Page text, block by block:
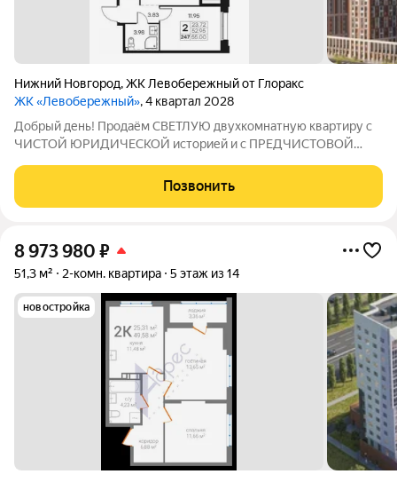
Нижний Новгород,ЖК Левобережный от Глоракс
ЖК «Левобережный», 4 квартал 2028
Добрый день! Продаём СВЕТЛУЮ двухкомнатную квартиру с
ЧИСТОЙ ЮРИДИЧЕСКОЙ историей и с ПРЕДЧИСТОВОЙ
«Левобережный». ГОТОВЫ предоставить беспроцентную
рассрочку на индивидуальных условиях. Кстати, если Вы
Позвонить
8 973 980 ₽
51,3 м² 2-комн. квартира 5 этаж из 14
новостройка